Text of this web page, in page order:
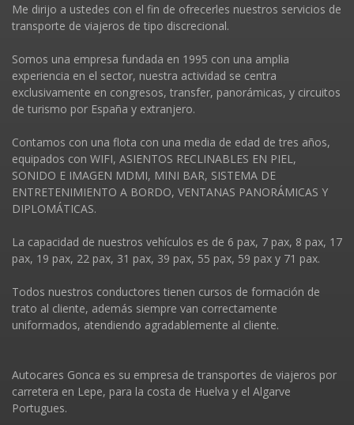
Me dirijo a ustedes con el fin de ofrecerles nuestros servicios de
transporte de viajeros de tipo discrecional.
Somos una empresa fundada en 1995 con una amplia
experiencia en el sector, nuestra actividad se centra
exclusivamente en congresos, transfer, panorámicas, y circuitos
de turismo por España y extranjero.
Contamos con una flota con una media de edad de tres años,
equipados con WIFI, ASIENTOS RECLINABLES EN PIEL,
SONIDO E IMAGEN MDMI, MINI BAR, SISTEMA DE
ENTRETENIMIENTO A BORDO, VENTANAS PANORÁMICAS Y
DIPLOMÁTICAS.
La capacidad de nuestros vehí­culos es de 6 pax, 7 pax, 8 pax, 17
pax, 19 pax, 22 pax, 31 pax, 39 pax, 55 pax, 59 pax y 71 pax.
Todos nuestros conductores tienen cursos de formación de
trato al cliente, además siempre van correctamente
uniformados, atendiendo agradablemente al cliente.
Autocares Gonca es su empresa de transportes de viajeros por
carretera en Lepe, para la costa de Huelva y el Algarve
Portugues.